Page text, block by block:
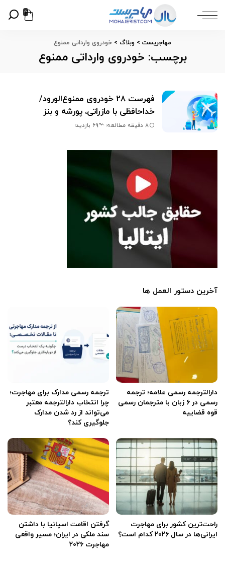
0
مهاجریست > وبلاگ > خودروی وارداتی ممنوع
برچسب: خودروی وارداتی ممنوع
فهرست 28 خودروی ممنوع‌الورود/
خداحافظی با مازراتی، پورشه و بنز
8 دقیقه مطالعه 69 بازدید
آخرین دستور العمل ها
دارالترجمه رسمی علامه؛ ترجمه
رسمی در ۶ زبان با مترجمان رسمی
قوه قضاییه
ترجمه رسمی مدارک برای مهاجرت؛
چرا انتخاب دارالترجمه معتبر
می‌تواند از رد شدن مدارک
جلوگیری کند؟
راحت‌ترین کشور برای مهاجرت
ایرانی‌ها در سال ۲۰۲۶ کدام است؟
گرفتن اقامت اسپانیا با داشتن
سند ملکی در ایران؛ مسیر واقعی
مهاجرت ۲۰۲۶